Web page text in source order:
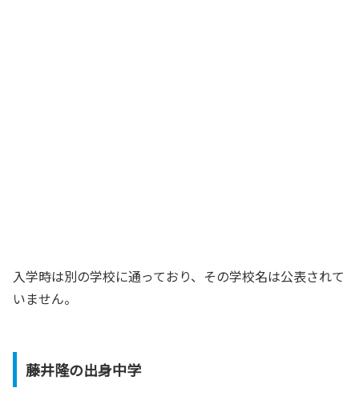
入学時は別の学校に通っており、その学校名は公表されて
いません。
藤井隆の出身中学